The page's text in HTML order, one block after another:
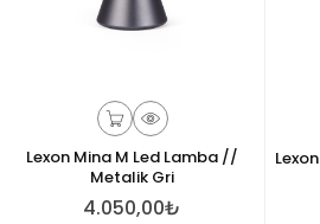
Lexon Mina M Led Lamba //
Metalik Gri
4.050,00₺